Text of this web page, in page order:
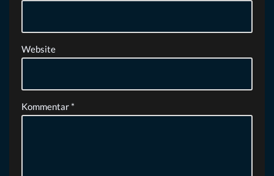
Website
Kommentar *